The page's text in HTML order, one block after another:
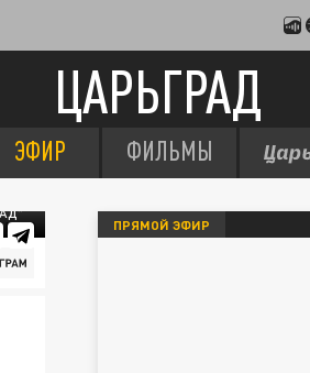
ЦАРЬГРАД
ЭФИР ФИЛЬМЫ
ПРЯМОЙ ЭФИР